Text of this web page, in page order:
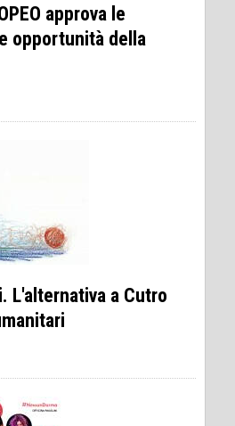
approva le
opportunità della
L'alternativa a Cutro